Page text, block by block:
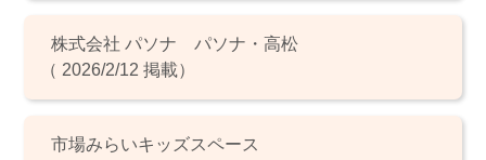
株式会社 パソナ パソナ・高松
（ 2026/2/12 掲載）
市場みらいキッズスペース